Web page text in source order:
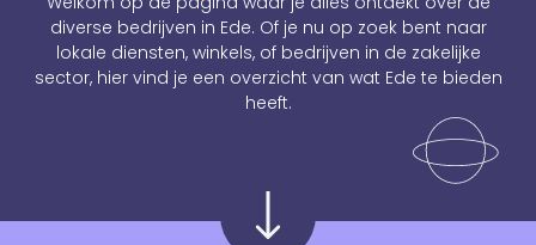
diverse bedrijven in Ede. Of je nu op zoek bent naar
lokale diensten, winkels, of bedrijven in de zakelijke
sector, hier vind je een overzicht van wat Ede te bieden
heeft.